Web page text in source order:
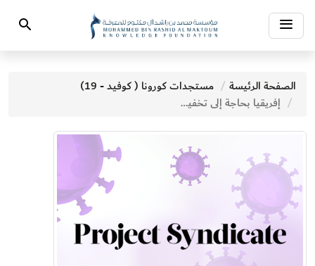
Toggle
navigation
Search
الصفحة الرئيسة
مستجدات كورونا ( كوفيد - 19)
إفريقيا بحاجة إلى تخفيف الديون لمكافحة جائحة كوفيد 19